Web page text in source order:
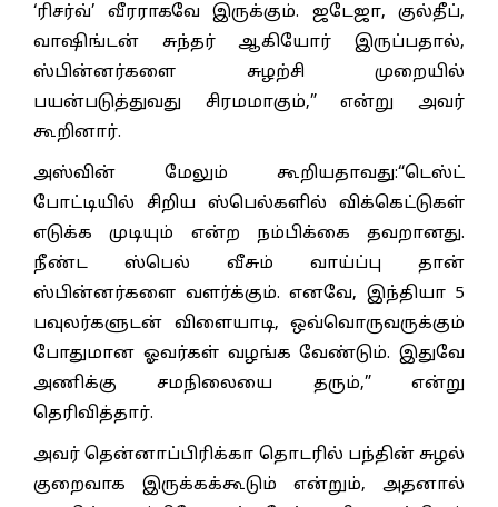
‘ரிசர்வ்’ வீரராகவே இருக்கும். ஜடேஜா, குல்தீப்,
வாஷிங்டன் சுந்தர் ஆகியோர் இருப்பதால்,
ஸ்பின்னர்களை சுழற்சி முறையில்
பயன்படுத்துவது சிரமமாகும்,” என்று அவர்
கூறினார்.
அஸ்வின் மேலும் கூறியதாவது:“டெஸ்ட்
போட்டியில் சிறிய ஸ்பெல்களில் விக்கெட்டுகள்
எடுக்க முடியும் என்ற நம்பிக்கை தவறானது.
நீண்ட ஸ்பெல் வீசும் வாய்ப்பு தான்
ஸ்பின்னர்களை வளர்க்கும். எனவே, இந்தியா 5
பவுலர்களுடன் விளையாடி, ஒவ்வொருவருக்கும்
போதுமான ஓவர்கள் வழங்க வேண்டும். இதுவே
அணிக்கு சமநிலையை தரும்,” என்று
தெரிவித்தார்.
அவர் தென்னாப்பிரிக்கா தொடரில் பந்தின் சுழல்
குறைவாக இருக்கக்கூடும் என்றும், அதனால்